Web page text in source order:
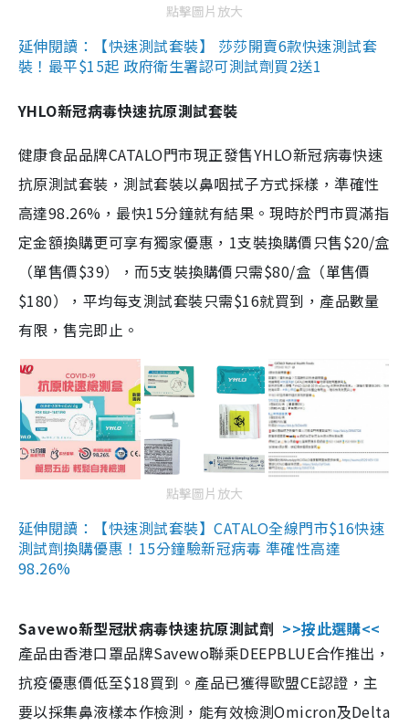
點擊圖片放大
延伸閱讀：【快速測試套裝】 莎莎開賣6款快速測試套
裝！最平$15起 政府衛生署認可測試劑買2送1
YHLO新冠病毒快速抗原測試套裝
健康食品品牌CATALO門市現正發售YHLO新冠病毒快速
抗原測試套裝，測試套裝以鼻咽拭子方式採樣，準確性
高達98.26%，最快15分鐘就有結果。現時於門市買滿指
定金額換購更可享有獨家優惠，1支裝換購價只售$20/盒
（單售價$39），而5支裝換購價只需$80/盒（單售價
$180），平均每支測試套裝只需$16就買到，產品數量
有限，售完即止。
點擊圖片放大
延伸閱讀：【快速測試套裝】CATALO全線門市$16快速
測試劑換購優惠！15分鐘驗新冠病毒 準確性高達
98.26%
Savewo新型冠狀病毒快速抗原測試劑 >>按此選購<<
產品由香港口罩品牌Savewo聯乘DEEPBLUE合作推出，
抗疫優惠價低至$18買到。產品已獲得歐盟CE認證，主
要以採集鼻液樣本作檢測，能有效檢測Omicron及Delta